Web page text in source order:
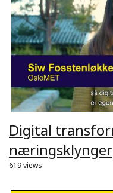
Digital
næringsklynger
619 views